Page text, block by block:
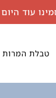
עוד
טבלת המרות